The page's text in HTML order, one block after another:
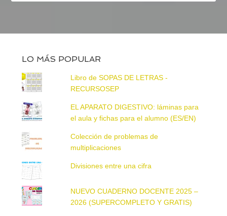
LO MÁS POPULAR
Libro de SOPAS DE LETRAS -
RECURSOSEP
EL APARATO DIGESTIVO: láminas para
el aula y fichas para el alumno (ES/EN)
Colección de problemas de
multiplicaciones
Divisiones entre una cifra
NUEVO CUADERNO DOCENTE 2025 –
2026 (SUPERCOMPLETO Y GRATIS)